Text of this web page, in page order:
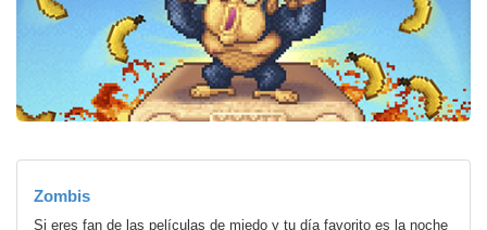
Zombis
Si eres fan de las películas de miedo y tu día favorito es la noche